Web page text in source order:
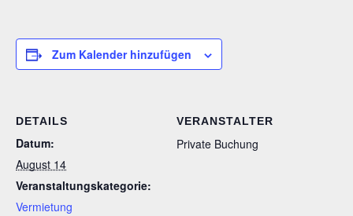
Zum Kalender hinzufügen
DETAILS
Datum:
August 14
Veranstaltungskategorie:
Vermietung
VERANSTALTER
Private Buchung